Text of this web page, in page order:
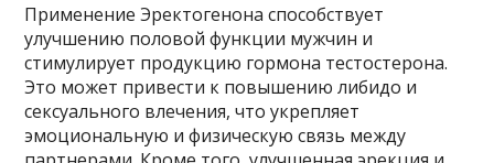
Применение Эректогенона способствует
улучшению половой функции мужчин и
стимулирует продукцию гормона тестостерона.
Это может привести к повышению либидо и
сексуального влечения, что укрепляет
эмоциональную и физическую связь между